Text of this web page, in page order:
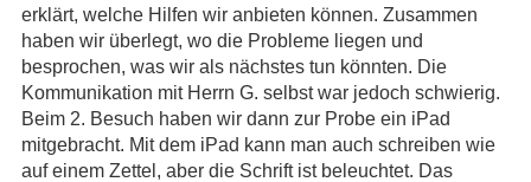
erklärt, welche Hilfen wir anbieten können. Zusammen
haben wir überlegt, wo die Probleme liegen und
besprochen, was wir als nächstes tun könnten. Die
Kommunikation mit Herrn G. selbst war jedoch schwierig.
Beim 2. Besuch haben wir dann zur Probe ein iPad
mitgebracht. Mit dem iPad kann man auch schreiben wie
auf einem Zettel, aber die Schrift ist beleuchtet. Das